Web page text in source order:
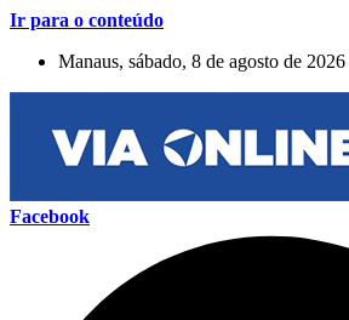
Ir para o conteúdo
Manaus, sábado, 8 de agosto de 2026
Facebook